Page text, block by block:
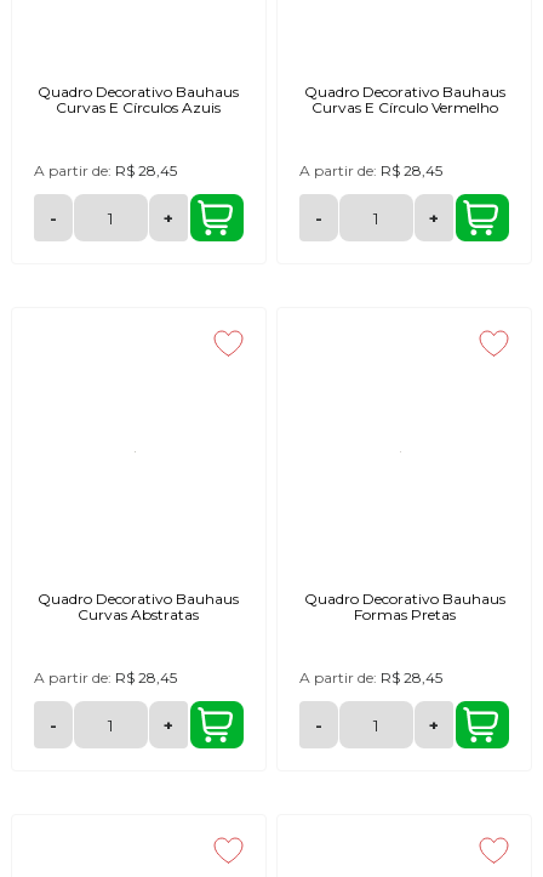
Quadro Decorativo Bauhaus
Curvas E Círculos Azuis
A partir de: R$ 28,45
- +
Quadro Decorativo Bauhaus
Curvas E Círculo Vermelho
A partir de: R$ 28,45
- +
Quadro Decorativo Bauhaus
Curvas Abstratas
A partir de: R$ 28,45
- +
Quadro Decorativo Bauhaus
Formas Pretas
A partir de: R$ 28,45
- +